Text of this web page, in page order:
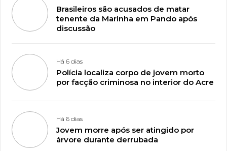
Brasileiros são acusados de matar
tenente da Marinha em Pando após
discussão
Há 6 dias
Polícia localiza corpo de jovem morto
por facção criminosa no interior do Acre
Há 6 dias
Jovem morre após ser atingido por
árvore durante derrubada